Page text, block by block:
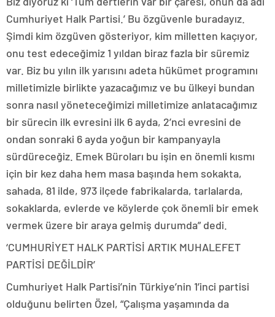
Cumhuriyet Halk Partisi.’ Bu özgüvenle buradayız.
Şimdi kim özgüven gösteriyor, kim milletten kaçıyor,
onu test edeceğimiz 1 yıldan biraz fazla bir süremiz
var. Biz bu yılın ilk yarısını adeta hükümet programını
milletimizle birlikte yazacağımız ve bu ülkeyi bundan
sonra nasıl yöneteceğimizi milletimize anlatacağımız
bir sürecin ilk evresini ilk 6 ayda, 2’nci evresini de
ondan sonraki 6 ayda yoğun bir kampanyayla
sürdüreceğiz. Emek Büroları bu işin en önemli kısmı
için bir kez daha hem masa başında hem sokakta,
sahada, 81 ilde, 973 ilçede fabrikalarda, tarlalarda,
sokaklarda, evlerde ve köylerde çok önemli bir emek
vermek üzere bir araya gelmiş durumda” dedi.
‘CUMHURİYET HALK PARTİSİ ARTIK MUHALEFET
PARTİSİ DEĞİLDİR’
Cumhuriyet Halk Partisi’nin Türkiye’nin 1’inci partisi
olduğunu belirten Özel, “Çalışma yaşamında da